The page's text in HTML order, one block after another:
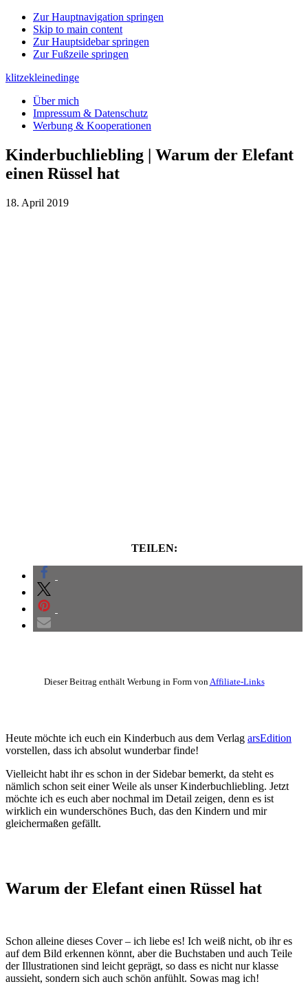
Zur Hauptnavigation springen
Skip to main content
Zur Hauptsidebar springen
Zur Fußzeile springen
klitzekleinedinge
Über mich
Impressum & Datenschutz
Werbung & Kooperationen
Kinderbuchliebling | Warum der Elefant
einen Rüssel hat
18. April 2019
TEILEN:
Dieser Beitrag enthält Werbung in Form vonAffiliate-Links
Heute möchte ich euch ein Kinderbuch aus dem Verlag arsEdition
vorstellen, dass ich absolut wunderbar finde!
Vielleicht habt ihr es schon in der Sidebar bemerkt, da steht es
nämlich schon seit einer Weile als unser Kinderbuchliebling. Jetzt
möchte ich es euch aber nochmal im Detail zeigen, denn es ist
wirklich ein wunderschönes Buch, das den Kindern und mir
gleichermaßen gefällt.
Warum der Elefant einen Rüssel hat
Schon alleine dieses Cover – ich liebe es! Ich weiß nicht, ob ihr es
auf dem Bild erkennen könnt, aber die Buchstaben und auch Teile
der Illustrationen sind leicht geprägt, so dass es nicht nur klasse
aussieht, sondern sich auch schön anfühlt. Sowas mag ich!